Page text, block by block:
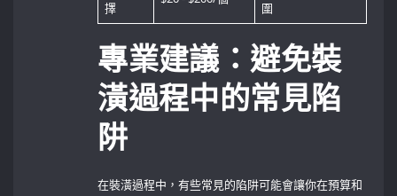
擇
圍
專業建議：避免裝
潢過程中的常見陷
阱
在裝潢過程中，有些常見的陷阱可能會讓你在預算和